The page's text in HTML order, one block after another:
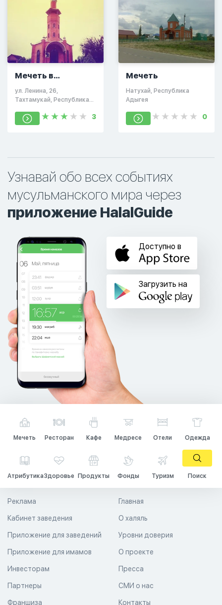
Мечеть в
Тахтамукае
ул. Ленина, 26,
Тахтамукай, Республика
3
Мечеть
Натухай, Республика
Адыгея
0
Узнавай обо всех событиях
мусульманского мира через
приложение HalalGuide
Доступно в
Загрузить на
Мечеть Ресторан Кафе Медресе Отели Одежда
АтрибутикаЗдоровье Продукты Фонды Туризм Поиск
Главная
О халяль
Уровни доверия
Реклама
Кабинет заведения
Приложение для заведений
Приложение для имамов О проекте
Пресса
СМИ о нас
Контакты
Инвесторам
Партнеры
Франшиза